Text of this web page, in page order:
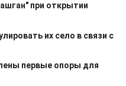
при открытии
их село в связи с
первые опоры для